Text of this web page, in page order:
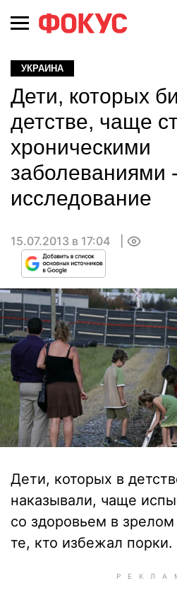
УКРАИНА
Дети, которых
детстве, чаще
хроническими
заболеваниями -
исследование
15.07.2013 в 17:04
Дети, которых в
наказывали, чаще
со здоровьем в
те, кто избежал порки.